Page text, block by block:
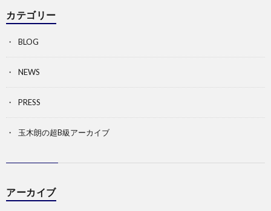
カテゴリー
BLOG
NEWS
PRESS
玉木朗の超B級アーカイブ
アーカイブ